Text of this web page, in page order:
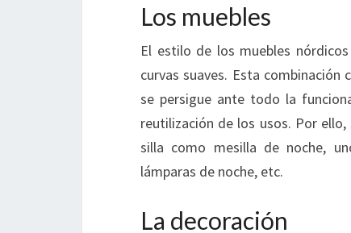
Los muebles
El estilo de los muebles
curvas suaves. Esta
se persigue ante todo la
reutilización de los usos. Por
silla como mesilla de noche,
lámparas de noche, etc.
La decoración